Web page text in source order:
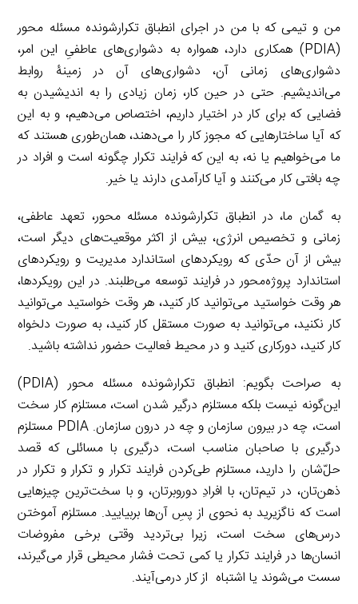
من و تیمی که با من در اجرای انطباق تکرارشونده مسئله محور
(PDIA) همکاری دارد، همواره به دشواری‌های عاطفیِ این امر،
دشواری‌های زمانی آن، دشواری‌های آن در زمینۀ روابط
می‌اندیشیم. حتی در حین کار، زمان زیادی را به اندیشیدن به
فضایی که برای کار در اختیار داریم، اختصاص می‌دهیم، و به این
که آیا ساختارهایی که مجوز کار را می‌دهند، همان‌طوری هستند که
ما می‌خواهیم یا نه، به این که فرایند تکرار چگونه است و افراد در
چه بافتی کار می‌کنند و آیا کارآمدی دارند یا خیر.
به گمان ما، در انطباق تکرارشونده مسئله محور، تعهد عاطفی،
زمانی و تخصیص انرژی، بیش از اکثر موقعیت‌های دیگر است،
بیش از آن حدّی که رویکردهای استاندارد مدیریت و رویکردهای
استاندارد پروژه‌محور در فرایند توسعه می‌طلبند. در این رویکردها،
هر وقت خواستید می‌توانید کار کنید، هر وقت خواستید می‌توانید
کار نکنید، می‌توانید به صورت مستقل کار کنید، به صورت دلخواه
کار کنید، دورکاری کنید و در محیط فعالیت حضور نداشته باشید.
به صراحت بگویم: انطباق تکرارشونده مسئله محور (PDIA)
این‌گونه نیست بلکه مستلزم درگیر شدن است، مستلزم کار سخت
است، چه در بیرون سازمان و چه در درون سازمان. PDIA مستلزم
درگیری با صاحبان مناسب است، درگیری با مسائلی که قصد
حلّ‌شان را دارید، مستلزم طی‌کردن فرایند تکرار و تکرار و تکرار در
ذهن‌تان، در تیم‌تان، با افرادِ دوروبرتان، و با سخت‌ترین چیزهایی
است که ناگزیرید به نحوی از پسِ آن‌ها بربیایید. مستلزم آموختن
درس‌های سخت است، زیرا بی‌تردید وقتی برخی مفروضات
انسان‌ها در فرایند تکرار یا کمی تحت فشار محیطی قرار می‌گیرند،
سست می‌شوند یا اشتباه از کار درمی‌آیند.